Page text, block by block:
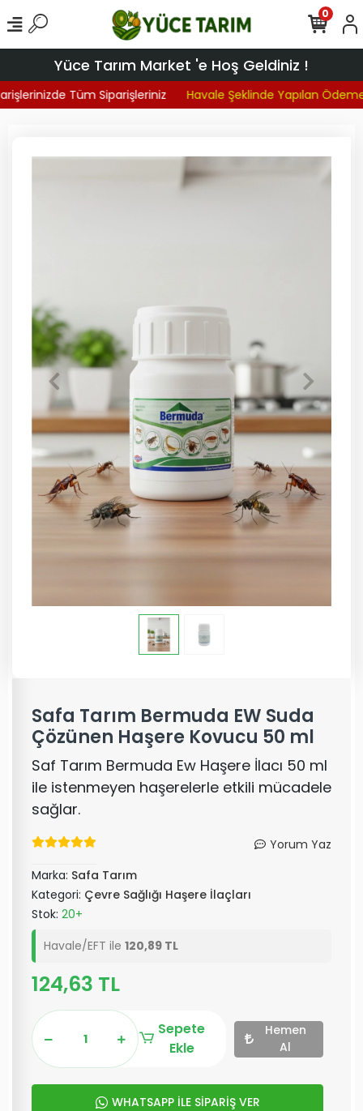
Yüce Tarım Market 'e Hoş Geldiniz !
Tüm Siparişleriniz Havale Şeklinde Yapılan
0
Safa Tarım Bermuda EW Suda
Çözünen Haşere Kovucu 50 ml
Saf Tarım Bermuda Ew Haşere İlacı 50 ml
ile istenmeyen haşerelerle etkili mücadele
sağlar.
Yorum Yaz
Marka: Safa Tarım
Kategori: Çevre Sağlığı Haşere İlaçları
Stok: 20+
Havale/EFT ile 120,89 TL
124,63 TL
Sepete
Ekle
Hemen
Al
WHATSAPP İLE SİPARİŞ VER